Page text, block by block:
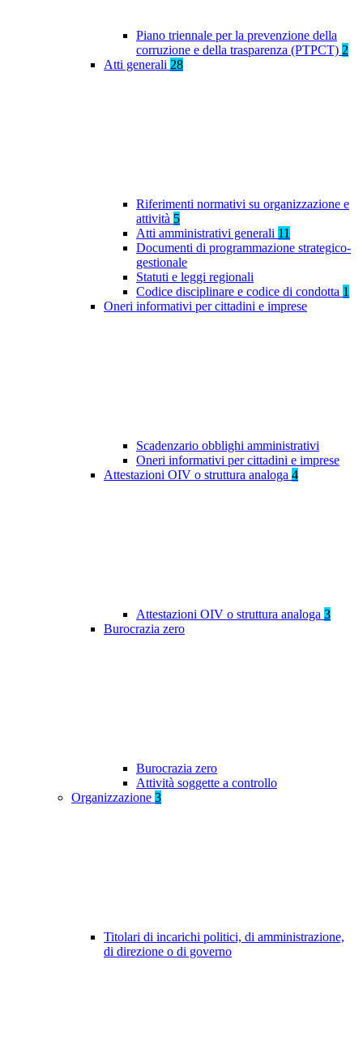
Piano triennale per la prevenzione della
corruzione e della trasparenza (PTPCT) 2
Atti generali 28
Riferimenti normativi su organizzazione e
attività 5
Atti amministrativi generali 11
Documenti di programmazione strategico-
gestionale
Statuti e leggi regionali
Codice disciplinare e codice di condotta 1
Oneri informativi per cittadini e imprese
Scadenzario obblighi amministrativi
Oneri informativi per cittadini e imprese
Attestazioni OIV o struttura analoga 4
Attestazioni OIV o struttura analoga 3
Burocrazia zero
Burocrazia zero
Attività soggette a controllo
Organizzazione 3
Titolari di incarichi politici, di amministrazione,
di direzione o di governo